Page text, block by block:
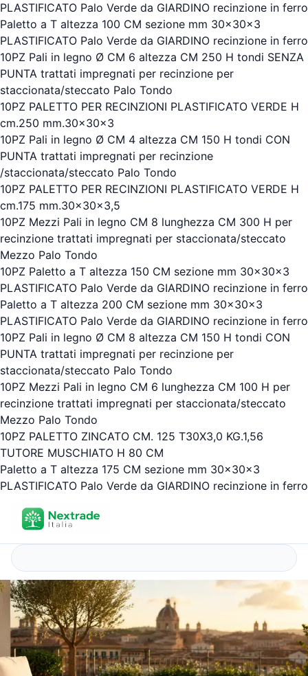
PLASTIFICATO Palo Verde da GIARDINO recinzione in ferro
Paletto a T altezza 100 CM sezione mm 30x30x3
PLASTIFICATO Palo Verde da GIARDINO recinzione in ferro
10PZ Pali in legno Ø CM 6 altezza CM 250 H tondi SENZA
PUNTA trattati impregnati per recinzione per
staccionata/steccato Palo Tondo
10PZ PALETTO PER RECINZIONI PLASTIFICATO VERDE H
cm.250 mm.30x30x3
10PZ Pali in legno Ø CM 4 altezza CM 150 H tondi CON
PUNTA trattati impregnati per recinzione
/staccionata/steccato Palo Tondo
10PZ PALETTO PER RECINZIONI PLASTIFICATO VERDE H
cm.175 mm.30x30x3,5
10PZ Mezzi Pali in legno CM 8 lunghezza CM 300 H per
recinzione trattati impregnati per staccionata/steccato
Mezzo Palo Tondo
10PZ Paletto a T altezza 150 CM sezione mm 30x30x3
PLASTIFICATO Palo Verde da GIARDINO recinzione in ferro
Paletto a T altezza 200 CM sezione mm 30x30x3
PLASTIFICATO Palo Verde da GIARDINO recinzione in ferro
10PZ Pali in legno Ø CM 8 altezza CM 150 H tondi CON
PUNTA trattati impregnati per recinzione per
staccionata/steccato Palo Tondo
10PZ Mezzi Pali in legno CM 6 lunghezza CM 100 H per
recinzione trattati impregnati per staccionata/steccato
Mezzo Palo Tondo
10PZ PALETTO ZINCATO CM. 125 T30X3,0 KG.1,56
TUTORE MUSCHIATO H 80 CM
Paletto a T altezza 175 CM sezione mm 30x30x3
PLASTIFICATO Palo Verde da GIARDINO recinzione in ferro